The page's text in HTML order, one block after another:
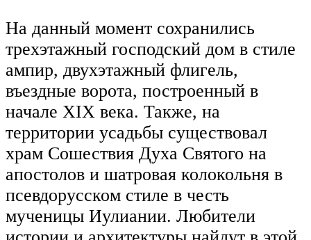
На данный момент сохранились
трехэтажный господский дом в стиле
ампир, двухэтажный флигель,
въездные ворота, построенный в
начале XIX века. Также, на
территории усадьбы существовал
храм Сошествия Духа Святого на
апостолов и шатровая колокольня в
псевдорусском стиле в честь
мученицы Иулиании. Любители